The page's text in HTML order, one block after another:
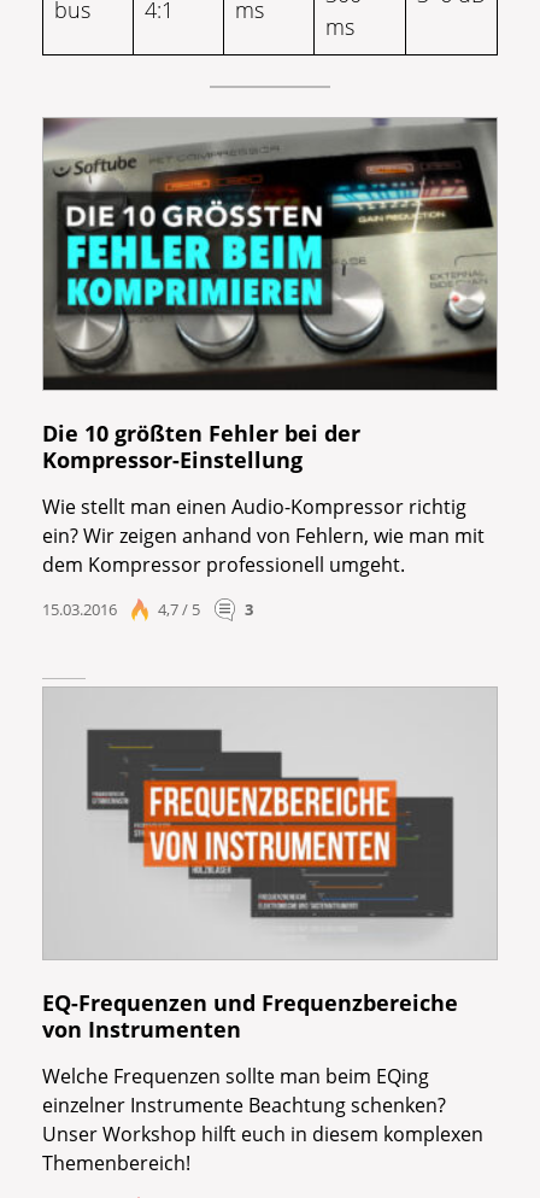
bus
4:1
ms
ms
Die 10 größten Fehler bei der
Kompressor-Einstellung
Wie stellt man einen Audio-Kompressor richtig
ein? Wir zeigen anhand von Fehlern, wie man mit
dem Kompressor professionell umgeht.
15.03.2016 4,7 / 5 3
EQ-Frequenzen und Frequenzbereiche
von Instrumenten
Welche Frequenzen sollte man beim EQing
einzelner Instrumente Beachtung schenken?
Unser Workshop hilft euch in diesem komplexen
Themenbereich!